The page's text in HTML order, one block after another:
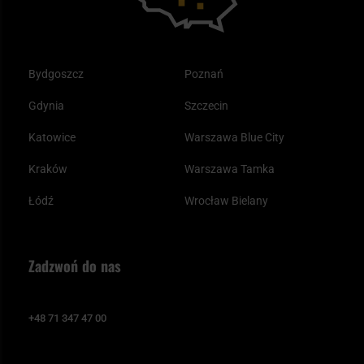
Bydgoszcz
Gdynia
Katowice
Kraków
Łódź
Poznań
Szczecin
Warszawa Blue City
Warszawa Tamka
Wrocław Bielany
Zadzwoń do nas
+48 71 347 47 00